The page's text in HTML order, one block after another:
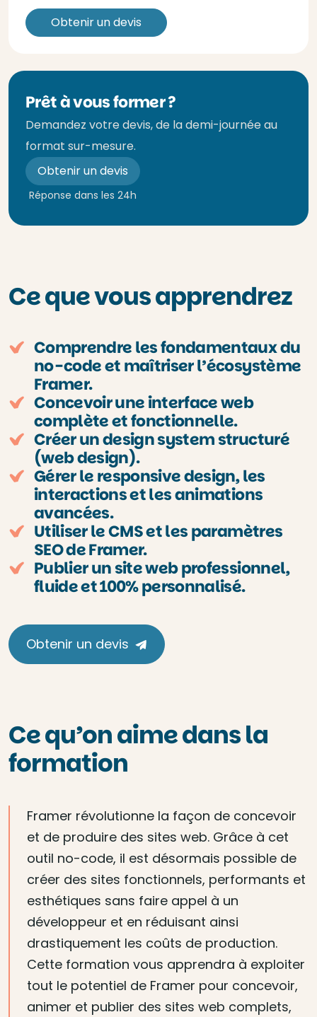
Obtenir un devis
Prêt à vous former ?
Demandez votre devis, de la demi-journée au
format sur-mesure.
Obtenir un devis
Réponse dans les 24h
Ce que vous apprendrez
Comprendre les fondamentaux du
no-code et maîtriser l’écosystème
Framer.
Concevoir une interface web
complète et fonctionnelle.
Créer un design system structuré
(web design).
Gérer le responsive design, les
interactions et les animations
avancées.
Utiliser le CMS et les paramètres
SEO de Framer.
Publier un site web professionnel,
fluide et 100% personnalisé.
Obtenir un devis
Ce qu’on aime dans la
formation
Framer révolutionne la façon de concevoir
et de produire des sites web. Grâce à cet
outil no-code, il est désormais possible de
créer des sites fonctionnels, performants et
esthétiques sans faire appel à un
développeur et en réduisant ainsi
drastiquement les coûts de production.
Cette formation vous apprendra à exploiter
tout le potentiel de Framer pour concevoir,
animer et publier des sites web complets,